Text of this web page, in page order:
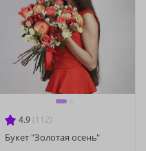
4.9 (112)
Букет "Золотая осень"